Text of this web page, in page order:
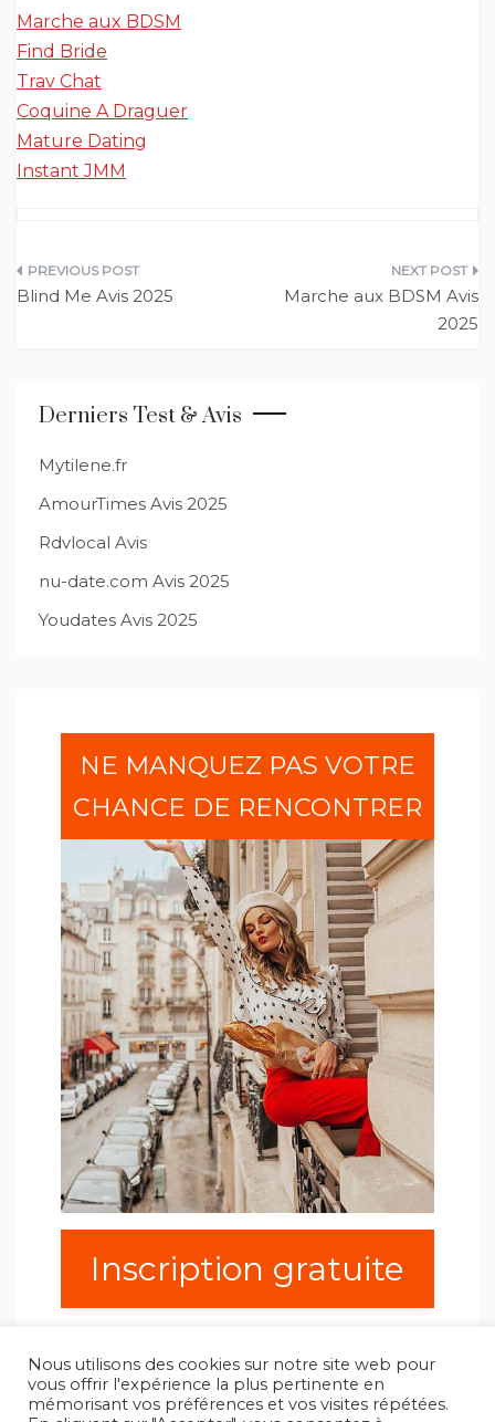
Marche aux BDSM
Find Bride
Trav Chat
Coquine A Draguer
Mature Dating
Instant JMM
Navigation
Blind Me Avis 2025
Marche aux BDSM Avis
2025
Derniers Test & Avis
Mytilene.fr
AmourTimes Avis 2025
Rdvlocal Avis
nu-date.com Avis 2025
Youdates Avis 2025
NE MANQUEZ PAS VOTRE
CHANCE DE RENCONTRER
Inscription gratuite
Nous utilisons des cookies sur notre site web pour
vous offrir l'expérience la plus pertinente en
mémorisant vos préférences et vos visites répétées.